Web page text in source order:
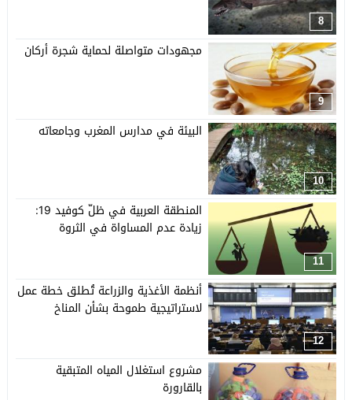
8
9
مجهودات متواصلة لحماية شجرة أركان
10
البيئة في مدارس المغرب وجامعاته
11
المنطقة العربية في ظلّ كوفيد 19:
زيادة عدم المساواة في الثروة
12
أنظمة الأغذية والزراعة تُطلق خطة عمل
لاستراتيجية طموحة بشأن المناخ
مشروع استغلال المياه المتبقية
بالقارورة